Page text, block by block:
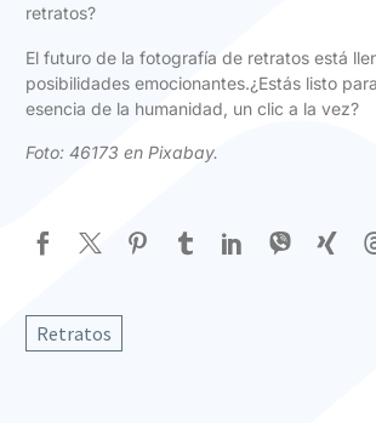
retratos?
El futuro de la fotografía de retratos está
posibilidades emocionantes.¿Estás listo
esencia de la humanidad, un clic a la vez?
Foto: 46173 en Pixabay.
Retratos